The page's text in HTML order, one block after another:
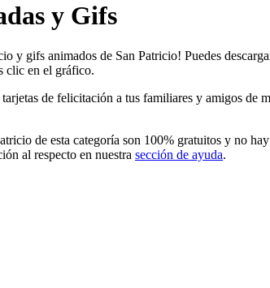
y Gifs
y gifs animados de San Patricio! Puedes
clic en el gráfico.
de felicitación a tus familiares y amigos de
de esta categoría son 100% gratuitos y no
al respecto en nuestra sección de ayuda.